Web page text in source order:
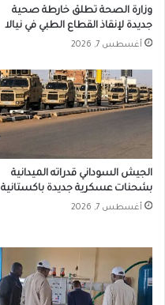
وزارة الصحة تطلق خارطة صحية
جديدة لإنقاذ القطاع الطبي في نيالا
أغسطس 7, 2026
الجيش السوداني قدراته الميدانية
بشحنات عسكرية جديدة باكستانية
أغسطس 7, 2026